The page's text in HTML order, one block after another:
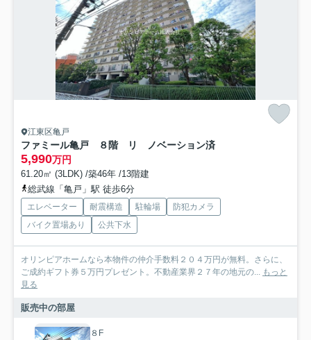
江東区亀戸
ファミール亀戸 ８階 リ ノベーション済
5,990万円
61.20㎡ (3LDK) /築46年 /13階建
総武線「亀戸」駅 徒歩6分
エレベーター 耐震構造 駐輪場
防犯カメラ
バイク置場あり
公共下水
オリンピアホームなら本物件の仲介手数料２０４万円が無料。さらに、
ご成約ギフト券５万円プレゼント。不動産業界２７年の地元の... もっと
見る
販売中の部屋
８F